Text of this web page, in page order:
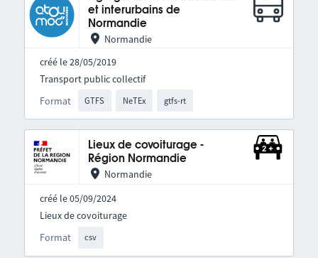
et interurbains de
Normandie
Normandie
créé le 28/05/2019
Format GTFS NeTEx gtfs-rt
Transport public collectif
Lieux de covoiturage -
Région Normandie
Normandie
créé le 05/09/2024
Format csv
Lieux de covoiturage